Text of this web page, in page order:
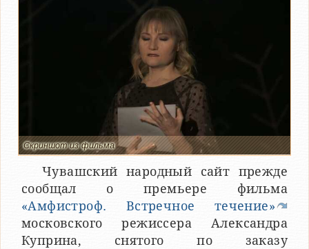
Скриншот из фильма
Чувашский народный сайт прежде
сообщал о премьере фильма
«Амфистроф. Встречное течение»
московского режиссера Александра
Куприна, снятого по заказу